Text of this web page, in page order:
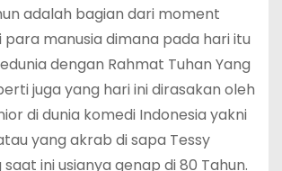
adalah bagian dari moment
manusia dimana pada hari itu
dengan Rahmat Tuhan Yang
juga yang hari ini dirasakan oleh
di dunia komedi Indonesia yakni
yang akrab di sapa Tessy
ini usianya genap di 80 Tahun.